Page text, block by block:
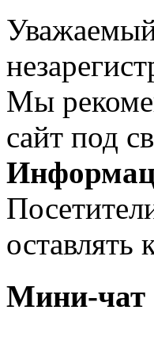
Мы
сайт под
Мини-чат